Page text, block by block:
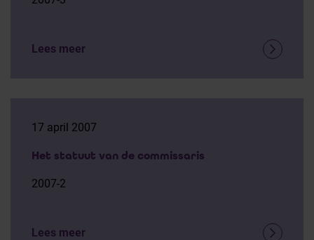
Lees meer
17 april 2007
Het statuut van de commissaris
2007-2
Lees meer